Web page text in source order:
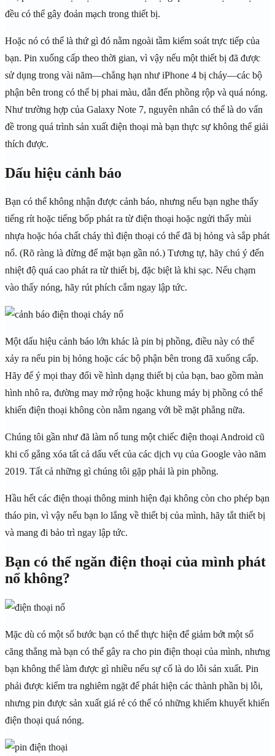
đều có thể gây đoản mạch trong thiết bị.
Hoặc nó có thể là thứ gì đó nằm ngoài tầm kiểm soát trực tiếp của
bạn. Pin xuống cấp theo thời gian, vì vậy nếu một thiết bị đã được
sử dụng trong vài năm—chẳng hạn như iPhone 4 bị cháy—các bộ
phận bên trong có thể bị phai màu, dẫn đến phồng rộp và quá nóng.
Như trường hợp của Galaxy Note 7, nguyên nhân có thể là do vấn
đề trong quá trình sản xuất điện thoại mà bạn thực sự không thể giải
thích được.
Dấu hiệu cảnh báo
Bạn có thể không nhận được cảnh báo, nhưng nếu bạn nghe thấy
tiếng rít hoặc tiếng bốp phát ra từ điện thoại hoặc ngửi thấy mùi
nhựa hoặc hóa chất cháy thì điện thoại có thể đã bị hỏng và sắp phát
nổ. (Rõ ràng là đừng để mặt bạn gần nó.) Tương tự, hãy chú ý đến
nhiệt độ quá cao phát ra từ thiết bị, đặc biệt là khi sạc. Nếu chạm
vào thấy nóng, hãy rút phích cắm ngay lập tức.
Một dấu hiệu cảnh báo lớn khác là pin bị phồng, điều này có thể
xảy ra nếu pin bị hỏng hoặc các bộ phận bên trong đã xuống cấp.
Hãy để ý mọi thay đổi về hình dạng thiết bị của bạn, bao gồm màn
hình nhô ra, đường may mở rộng hoặc khung máy bị phồng có thể
khiến điện thoại không còn nằm ngang với bề mặt phẳng nữa.
Chúng tôi gần như đã làm nổ tung một chiếc điện thoại Android cũ
khi cố gắng xóa tất cả dấu vết của các dịch vụ của Google vào năm
2019. Tất cả những gì chúng tôi gặp phải là pin phồng.
Hầu hết các điện thoại thông minh hiện đại không còn cho phép bạn
tháo pin, vì vậy nếu bạn lo lắng về thiết bị của mình, hãy tắt thiết bị
và mang đi bảo trì ngay lập tức.
Bạn có thể ngăn điện thoại của mình phát
nổ không?
Mặc dù có một số bước bạn có thể thực hiện để giảm bớt một số
căng thẳng mà bạn có thể gây ra cho pin điện thoại của mình, nhưng
bạn không thể làm được gì nhiều nếu sự cố là do lỗi sản xuất. Pin
phải được kiểm tra nghiêm ngặt để phát hiện các thành phần bị lỗi,
nhưng pin được sản xuất giá rẻ có thể có những khiếm khuyết khiến
điện thoại quá nóng.